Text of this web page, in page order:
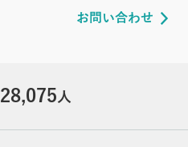
お問い合わせ
28,075人